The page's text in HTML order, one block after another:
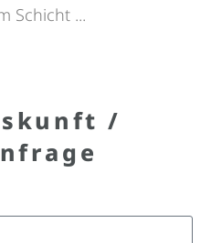
Schicht ...
/